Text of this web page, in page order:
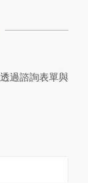
過諮詢表單與